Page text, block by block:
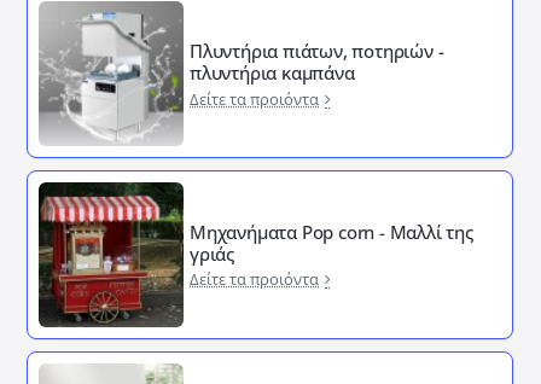
Πλυντήρια πιάτων, ποτηριών -
πλυντήρια καμπάνα
Δείτε τα προιόντα
Μηχανήματα Pop corn - Μαλλί της
γριάς
Δείτε τα προιόντα